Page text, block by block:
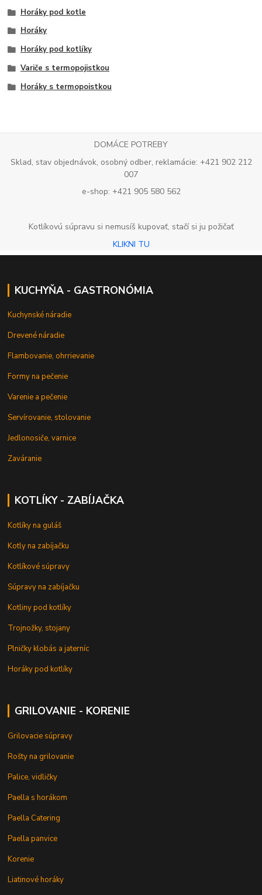
Horáky pod kotle
Horáky
Horáky pod kotlíky
Variče s termopojistkou
Horáky s termopoistkou
DOMÁCE POTREBY
Sklad, stav objednávok, osobný odber, reklamácie: +421 902 212
007
e-shop: +421 905 580 562
Kotlíkovú súpravu si nemusíš kupovať, stačí si ju požičať
KLIKNI TU
KUCHYŇA - GASTRONÓMIA
Kuchynské náradie
Drevené náradie
Flambovanie, ohrrievanie
Formy na pečenie
Varenie a pečenie
Servírovanie, stolovanie
Jedlonosiče, varnice
Zaváranie
KOTLÍKY - ZABÍJAČKA
Kotlíky na guláš
Kotly na zabíjačku
Kotlíkové súpravy
Súpravy na zabíjačku
Kotliny pod kotlíky
Trojnožky, stojany
Plničky klobás a jaterníc
Horáky pod kotlíky
GRILOVANIE - KORENIE
Grilovacie súpravy
Rošty na grilovanie
Palice, vidličky
Paella s horákom
Paella Catering
Paella panvice
Korenie
Liatinové horáky